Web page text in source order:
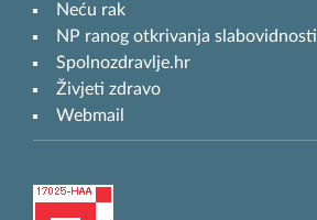
Neću rak
NP ranog otkrivanja slabovidnosti
Spolnozdravlje.hr
Živjeti zdravo
Webmail